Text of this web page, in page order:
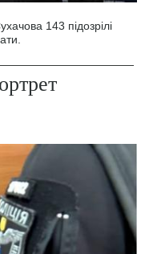
143 підозрілі